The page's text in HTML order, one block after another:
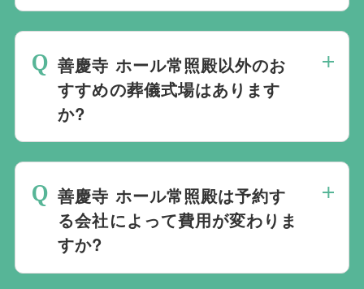
ください。式場のご予約はもちろん、ご搬
送・ご安置・ご葬儀・葬儀後の各種手続き
まで、すべて一貫してお手伝いいたしま
す。
います。また、1都3県1220式場と提携し
ておりますので、葬儀を検討している地域
周辺の式場を無料でご案内することも可能
です。自社会館を持たないことで無理に自
社会館を勧めることなく柔軟にご提案がで
きます。
善慶寺 ホール常照殿以外のお
すすめの葬儀式場はあります
か?
すすめの式場をご紹介させていただきま
す。また、式場でご葬儀気を行うのが一般
的ですが、どこで葬儀を行うかは多様化し
ており必ずしも式場を借りて行う必要はな
善慶寺 ホール常照殿は予約す
る会社によって費用が変わりま
すか?